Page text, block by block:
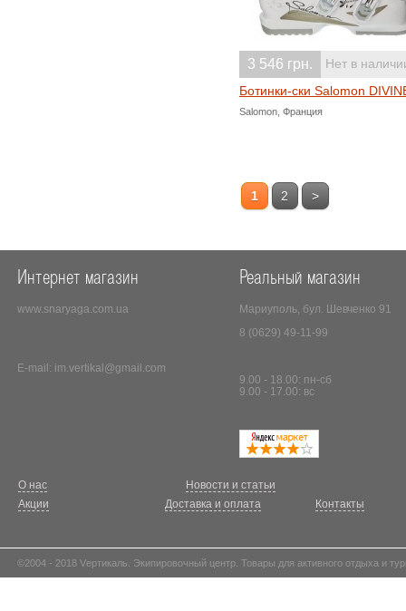
3 546 грн. Нет в
Ботинки-ски Salomon
Salomon, Франция
1 2 >
Интернет магазин
www.snaryaga.com.ua
E-mail: im.vertikal@gmail.com
Реальный магазин
Мариуполь, бул. Шевченко 91
8 (0629) 49-11-99
9.00 - 18.00: пн-сб
9.00 - 17.00: вс
О нас
Новости и статьи
Акции
Доставка и оплата Контакты
©2004 - 2018 Vертикаль. Экипировочный центр. Товары для активного отдыха и